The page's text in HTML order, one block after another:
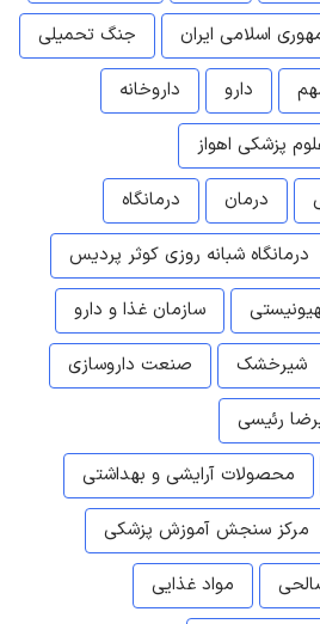
اسلامی ایران
جنگ تحمیلی
دارو
داروخانه
پزشکی اهواز
درمان
درمانگاه
درمانگاه شبانه روزی کوثر پردیس
سازمان غذا و دارو
شیرخشک
صنعت داروسازی
رئیسی
محصولات آرایشی و بهداشتی
مرکز سنجش آموزش پزشکی
مواد غذایی